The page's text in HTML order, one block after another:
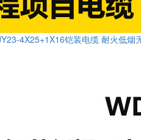
4X25+1X16铠装电缆 耐火低烟